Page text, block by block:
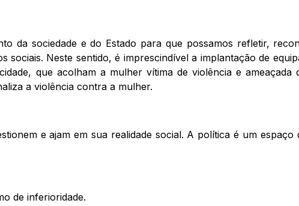
da sociedade e do Estado para que possamos refletir,
Neste sentido, é imprescindível a implantação de
que acolham a mulher vítima de violência e ameaçada
a violência contra a mulher.
e ajam em sua realidade social. A política é um espaço
de inferioridade.